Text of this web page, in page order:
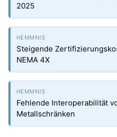
2025
Steigende
NEMA 4X
Fehlende Interoperabilität
Metallschränken